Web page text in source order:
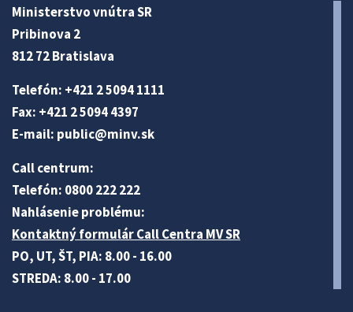
Ministerstvo vnútra SR
Pribinova 2
812 72 Bratislava
Telefón: +421 2 5094 1111
Fax: +421 2 5094 4397
E-mail: public@minv.sk
Call centrum:
Telefón: 0800 222 222
Nahlásenie problému:
Kontaktný formulár Call Centra MV SR
PO, UT, ŠT, PIA: 8.00 - 16.00
STREDA: 8.00 - 17.00